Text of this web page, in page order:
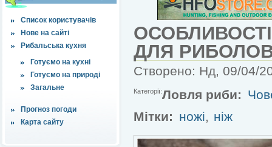
Список користувачів
Нове на сайті
Рибальська кухня
Готуємо на кухні
Готуємо на природі
Загальне
Прогноз погоди
Карта сайту
ДЛЯ
Створено: Нд, 09/04/
Категорії:Ловля риби:
Мітки: ножі, ніж